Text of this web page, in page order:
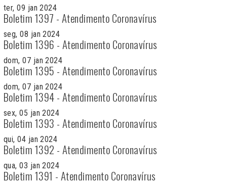
ter, 09 jan 2024
Boletim 1397 - Atendimento Coronavírus
seg, 08 jan 2024
Boletim 1396 - Atendimento Coronavírus
dom, 07 jan 2024
Boletim 1395 - Atendimento Coronavírus
dom, 07 jan 2024
Boletim 1394 - Atendimento Coronavírus
sex, 05 jan 2024
Boletim 1393 - Atendimento Coronavírus
qui, 04 jan 2024
Boletim 1392 - Atendimento Coronavírus
qua, 03 jan 2024
Boletim 1391 - Atendimento Coronavírus